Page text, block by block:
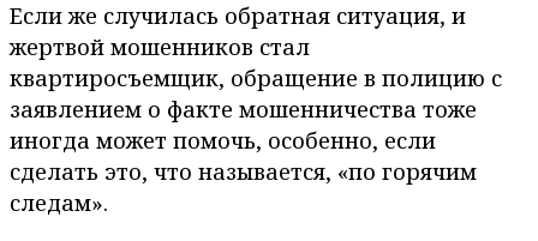
Если же случилась обратная ситуация, и
жертвой мошенников стал
квартиросъемщик, обращение в полицию с
заявлением о факте мошенничества тоже
иногда может помочь, особенно, если
сделать это, что называется, «по горячим
следам».